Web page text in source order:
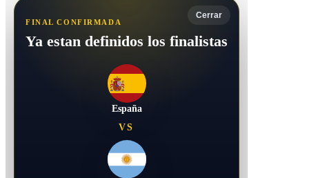
Cerrar
FINAL CONFIRMADA
Ya estan definidos los finalistas
España
VS